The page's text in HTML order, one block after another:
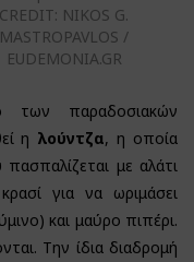
CREDIT: NIKOS G.
MASTROPAVLOS /
EUDEMONIA.GR
των παραδοσιακών
η λούντζα, η οποία
με αλάτι
για να ωριμάσει
και μαύρο πιπέρι.
Την ίδια διαδρομή